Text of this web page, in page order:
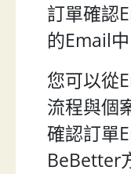
訂單確認
的Email中
您可以從
流程與個
確認訂單
BeBetter